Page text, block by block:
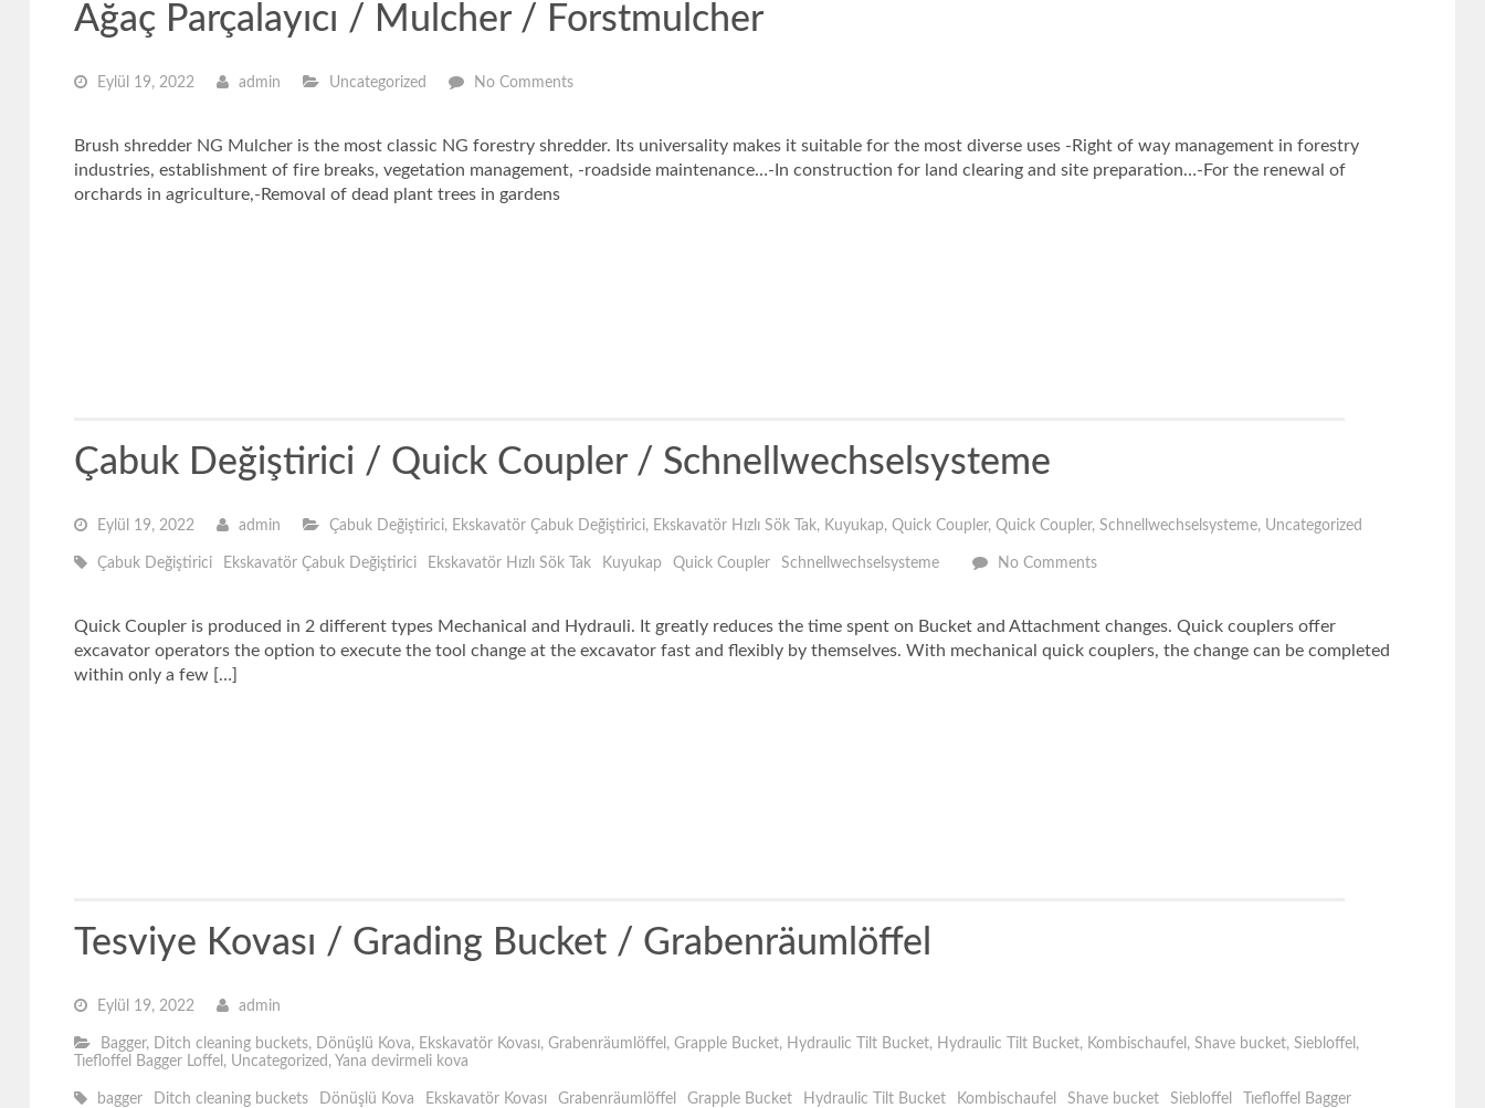
Ağaç Parçalayıcı / Mulcher / Forstmulcher
Eylül 19, 2022 admin Uncategorized No Comments
Brush shredder NG Mulcher is the most classic NG forestry shredder. Its universality makes it suitable for the most diverse uses -Right of way management in forestry
industries, establishment of fire breaks, vegetation management, -roadside maintenance…-In construction for land clearing and site preparation…-For the renewal of
orchards in agriculture,-Removal of dead plant trees in gardens
Çabuk Değiştirici / Quick Coupler / Schnellwechselsysteme
Eylül 19, 2022 admin Çabuk Değiştirici, Ekskavatör Çabuk Değiştirici, Ekskavatör Hızlı Sök Tak, Kuyukap, Quick Coupler, Quick Coupler, Schnellwechselsysteme, Uncategorized
Çabuk Değiştirici Ekskavatör Çabuk Değiştirici Ekskavatör Hızlı Sök Tak Kuyukap Quick Coupler Schnellwechselsysteme No Comments
Quick Coupler is produced in 2 different types Mechanical and Hydrauli. It greatly reduces the time spent on Bucket and Attachment changes. Quick couplers offer
excavator operators the option to execute the tool change at the excavator fast and flexibly by themselves. With mechanical quick couplers, the change can be completed
within only a few […]
Tesviye Kovası / Grading Bucket / Grabenräumlöffel
Eylül 19, 2022 admin
Bagger, Ditch cleaning buckets, Dönüşlü Kova, Ekskavatör Kovası, Grabenräumlöffel , Grapple Bucket, Hydraulic Tilt Bucket, Hydraulic Tilt Bucket, Kombischaufel , Shave bucket, Siebloffel ,
Tıefloffel Bagger Loffel , Uncategorized , Yana devirmeli kova
bagger Ditch cleaning buckets Dönüşlü Kova Ekskavatör Kovası Grabenräumlöffel Grapple Bucket Hydraulic Tilt Bucket Kombischaufel Shave bucket Siebloffel
Tıefloffel Bagger